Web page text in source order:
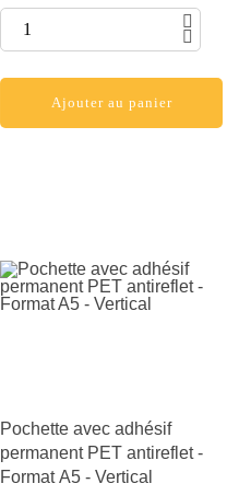
Ajouter au panier
Pochette avec adhésif
permanent PET antireflet -
Format A5 - Vertical